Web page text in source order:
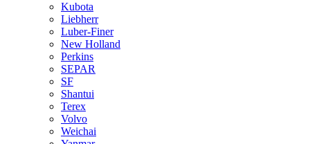
Kubota
Liebherr
Luber-Finer
New Holland
Perkins
SEPAR
SF
Shantui
Terex
Volvo
Weichai